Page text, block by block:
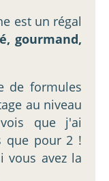
est un régal
gourmand,
de formules
au niveau
que j'ai
que pour 2 !
vous avez la